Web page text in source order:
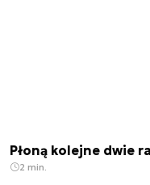
Płoną kolejne dwie
2 min.